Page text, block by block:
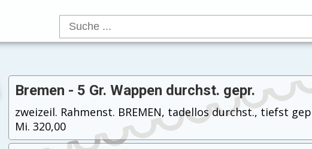
Bremen - 5 Gr. Wappen durchst. gepr.
zweizeil. Rahmenst. BREMEN, tadellos durchst., tiefst
Mi. 320,00